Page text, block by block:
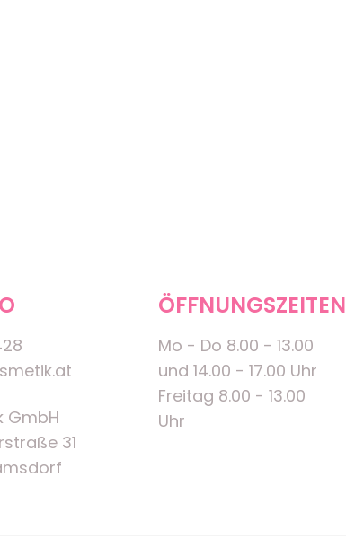
GmbH
31
ÖFFNUNGSZEITEN
Mo - Do 8.00 - 13.00
und 14.00 - 17.00 Uhr
Freitag 8.00 - 13.00
Uhr